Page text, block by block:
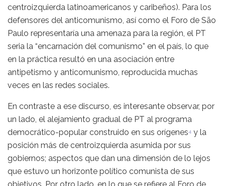
centroizquierda latinoamericanos y caribeños). Para los
defensores del anticomunismo, así como el Foro de São
Paulo representaría una amenaza para la región, el PT
seria la “encarnación del comunismo” en el país, lo que
en la práctica resultó en una asociación entre
antipetismo y anticomunismo, reproducida muchas
veces en las redes sociales.
En contraste a ese discurso, es interesante observar, por
un lado, el alejamiento gradual de PT al programa
democrático-popular construido en sus orígenes4 y la
posición más de centroizquierda asumida por sus
gobiernos; aspectos que dan una dimensión de lo lejos
que estuvo un horizonte político comunista de sus